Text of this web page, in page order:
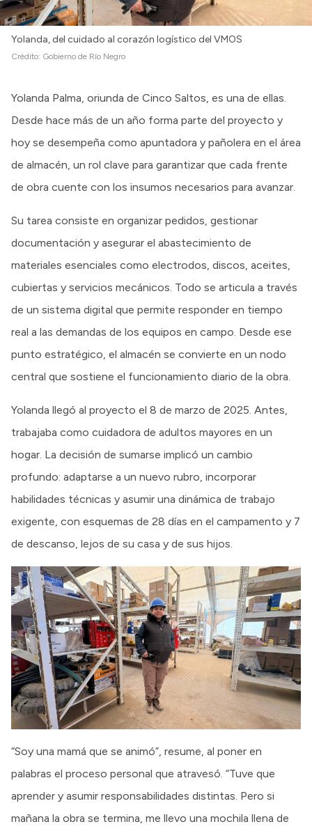
Yolanda, del cuidado al corazón logístico del VMOS
Crédito: Gobierno de Río Negro
Yolanda Palma, oriunda de Cinco Saltos, es una de ellas.
Desde hace más de un año forma parte del proyecto y
hoy se desempeña como apuntadora y pañolera en el área
de almacén, un rol clave para garantizar que cada frente
de obra cuente con los insumos necesarios para avanzar.
Su tarea consiste en organizar pedidos, gestionar
documentación y asegurar el abastecimiento de
materiales esenciales como electrodos, discos, aceites,
cubiertas y servicios mecánicos. Todo se articula a través
de un sistema digital que permite responder en tiempo
real a las demandas de los equipos en campo. Desde ese
punto estratégico, el almacén se convierte en un nodo
central que sostiene el funcionamiento diario de la obra.
Yolanda llegó al proyecto el 8 de marzo de 2025. Antes,
trabajaba como cuidadora de adultos mayores en un
hogar. La decisión de sumarse implicó un cambio
profundo: adaptarse a un nuevo rubro, incorporar
habilidades técnicas y asumir una dinámica de trabajo
exigente, con esquemas de 28 días en el campamento y 7
de descanso, lejos de su casa y de sus hijos.
“Soy una mamá que se animó”, resume, al poner en
palabras el proceso personal que atravesó. “Tuve que
aprender y asumir responsabilidades distintas. Pero si
mañana la obra se termina, me llevo una mochila llena de